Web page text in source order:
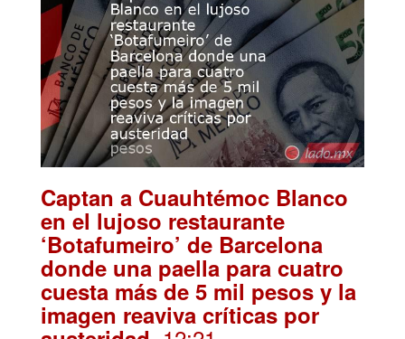
Captan a Cuauhtémoc Blanco
en el lujoso restaurante
‘Botafumeiro’ de Barcelona
donde una paella para cuatro
cuesta más de 5 mil pesos y la
imagen reaviva críticas por